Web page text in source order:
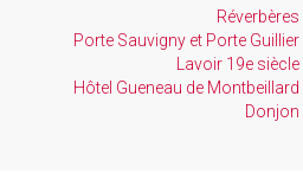
Réverbères
Porte Sauvigny et Porte Guillier
Lavoir 19e siècle
Hôtel Gueneau de Montbeillard
Donjon